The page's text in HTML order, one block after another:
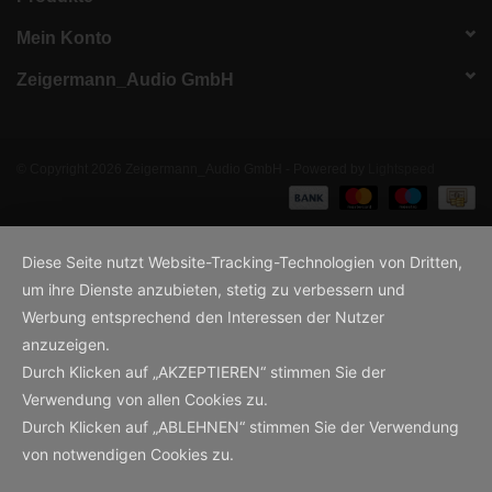
Mein Konto
Zeigermann_Audio GmbH
Diese Seite nutzt Website-Tracking-Technologien von Dritten,
um ihre Dienste anzubieten, stetig zu verbessern und
Werbung entsprechend den Interessen der Nutzer
anzuzeigen.
Durch Klicken auf „AKZEPTIEREN“ stimmen Sie der
Verwendung von allen Cookies zu.
Durch Klicken auf „ABLEHNEN“ stimmen Sie der Verwendung
von notwendigen Cookies zu.